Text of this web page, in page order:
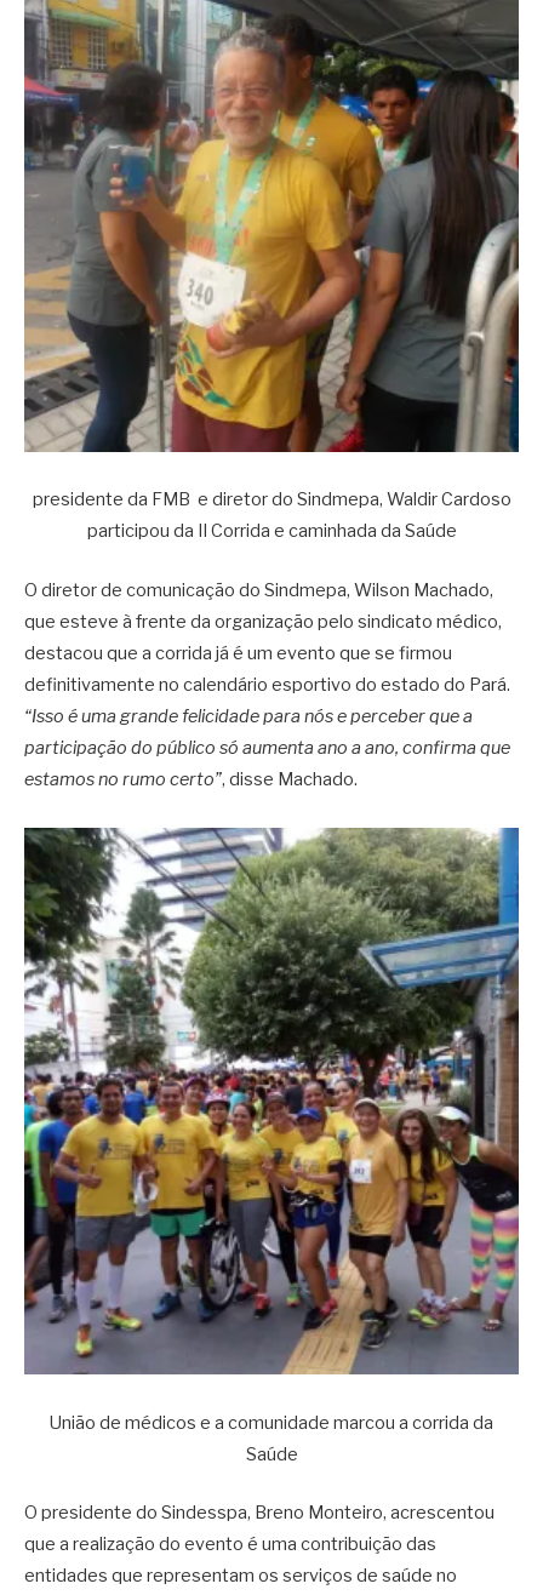
presidente da FMB e diretor do Sindmepa, Waldir Cardoso
participou da II Corrida e caminhada da Saúde
O diretor de comunicação do Sindmepa, Wilson Machado,
que esteve à frente da organização pelo sindicato médico,
destacou que a corrida já é um evento que se firmou
definitivamente no calendário esportivo do estado do Pará.
“Isso é uma grande felicidade para nós e perceber que a
participação do público só aumenta ano a ano, confirma que
estamos no rumo certo”, disse Machado.
União de médicos e a comunidade marcou a corrida da
Saúde
O presidente do Sindesspa, Breno Monteiro, acrescentou
que a realização do evento é uma contribuição das
entidades que representam os serviços de saúde no